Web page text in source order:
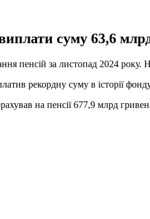
суму 63,6
пенсій за листопад 2024
рекордну суму в історії
на пенсії 677,9 млрд